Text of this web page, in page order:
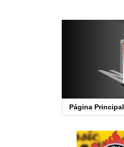
Página Principal